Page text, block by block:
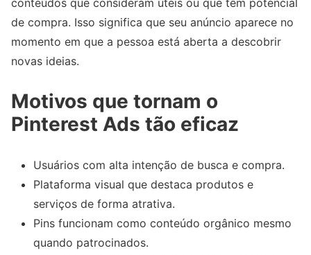
conteúdos que consideram úteis ou que têm potencial
de compra. Isso significa que seu anúncio aparece no
momento em que a pessoa está aberta a descobrir
novas ideias.
Motivos que tornam o
Pinterest Ads tão eficaz
Usuários com alta intenção de busca e compra.
Plataforma visual que destaca produtos e
serviços de forma atrativa.
Pins funcionam como conteúdo orgânico mesmo
quando patrocinados.